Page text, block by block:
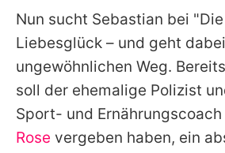
Nun sucht Sebastian bei "
Liebesglück – und geht
ungewöhnlichen Weg.
soll der ehemalige Polizist
Sport- und Ernährungscoach
Rose vergeben haben, ein